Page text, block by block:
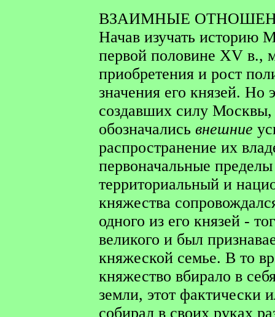
ВЗАИМНЫЕ
Начав изучать историю
первой половине XV в.,
приобретения и рост
значения его князей.
создавших силу
обозначались внешние
распространение их
первоначальные
территориальный и
княжества
одного из его князей -
великого и был
княжеской семье. В то
княжество вбирало в
земли, этот фактически
собирал в своих руках